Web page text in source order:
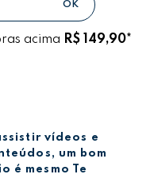
acima R$ 149,90*
vídeos e
um bom
é mesmo Te